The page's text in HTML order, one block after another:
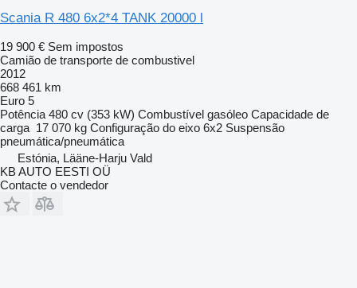
Scania R 480 6x2*4 TANK 20000 l
19 900 € Sem impostos
Camião de transporte de combustivel
2012
668 461 km
Euro 5
Potência 480 cv (353 kW) Combustível gasóleo Capacidade de
carga 17 070 kg Configuração do eixo 6x2 Suspensão
pneumática/pneumática
Estónia, Lääne-Harju Vald
KB AUTO EESTI OÜ
Contacte o vendedor